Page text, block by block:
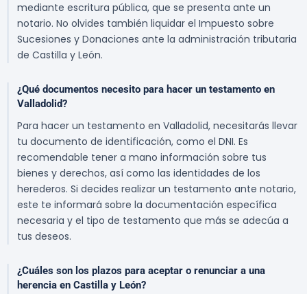
mediante escritura pública, que se presenta ante un
notario. No olvides también liquidar el Impuesto sobre
Sucesiones y Donaciones ante la administración tributaria
de Castilla y León.
¿Qué documentos necesito para hacer un testamento en
Valladolid?
Para hacer un testamento en Valladolid, necesitarás llevar
tu documento de identificación, como el DNI. Es
recomendable tener a mano información sobre tus
bienes y derechos, así como las identidades de los
herederos. Si decides realizar un testamento ante notario,
este te informará sobre la documentación específica
necesaria y el tipo de testamento que más se adecúa a
tus deseos.
¿Cuáles son los plazos para aceptar o renunciar a una
herencia en Castilla y León?